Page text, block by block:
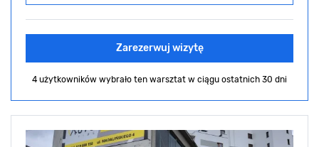
Zarezerwuj wizytę
4 użytkowników wybrało ten warsztat w ciągu ostatnich 30 dni